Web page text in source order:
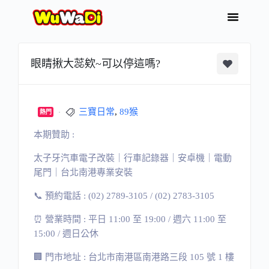
眼睛揪大蕊欸~可以停這嗎?
熱門 三寶日常, 89猴
本期贊助 :
太子牙汽車電子改裝｜行車記錄器｜安卓機｜電動
尾門｜台北南港專業安裝
📞 預約電話 : (02) 2789-3105 / (02) 2783-3105
⏰ 營業時間 : 平日 11:00 至 19:00 / 週六 11:00 至
15:00 / 週日公休
🏢 門市地址 : 台北市南港區南港路三段 105 號 1 樓